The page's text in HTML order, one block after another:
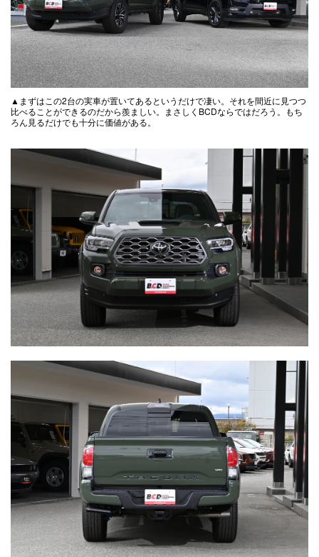
▲まずはこの2台の実車が置いてあるというだけで凄い。それを間近に見つつ
比べることができるのだから羨ましい。まさしくBCDならではだろう。もち
ろん見るだけでも十分に価値がある。